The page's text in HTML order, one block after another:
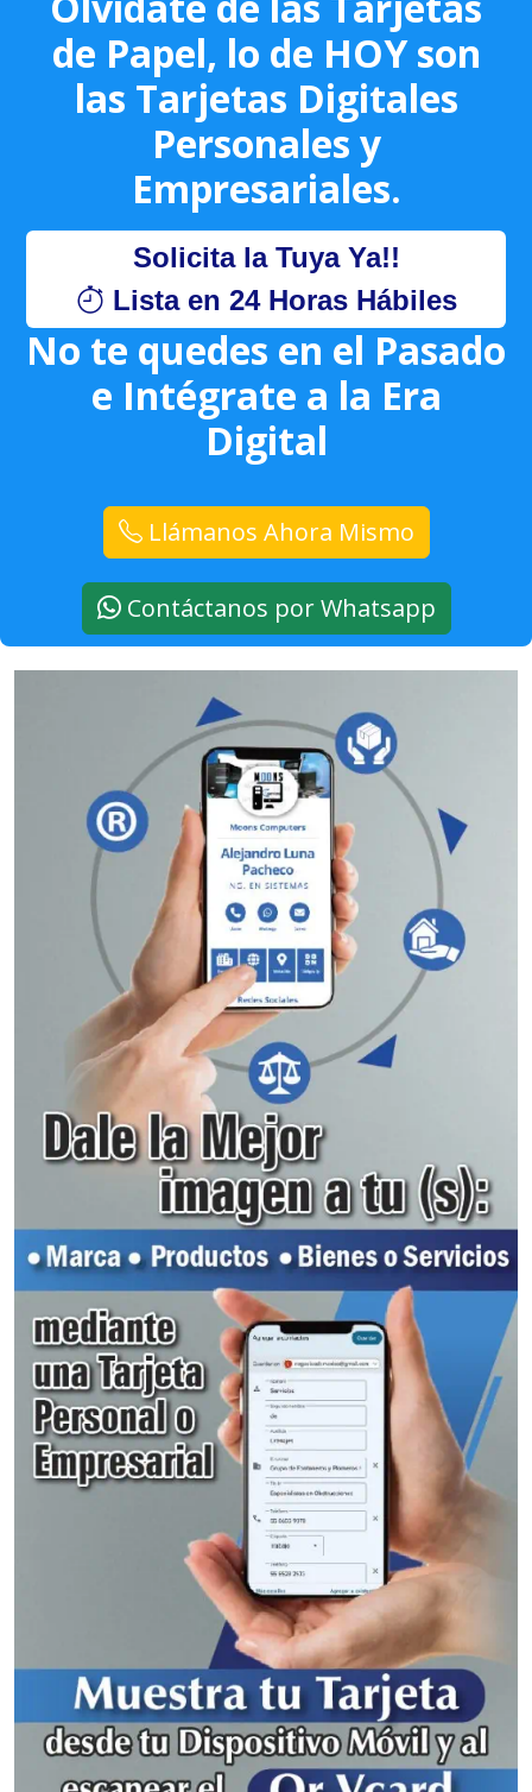
de Papel, lo de HOY son
las Tarjetas Digitales
Personales y
Empresariales.
Solicita la Tuya Ya!!
Lista en 24 Horas Hábiles
No te quedes en el Pasado
e Intégrate a la Era
Digital
Llámanos Ahora Mismo
Contáctanos por Whatsapp